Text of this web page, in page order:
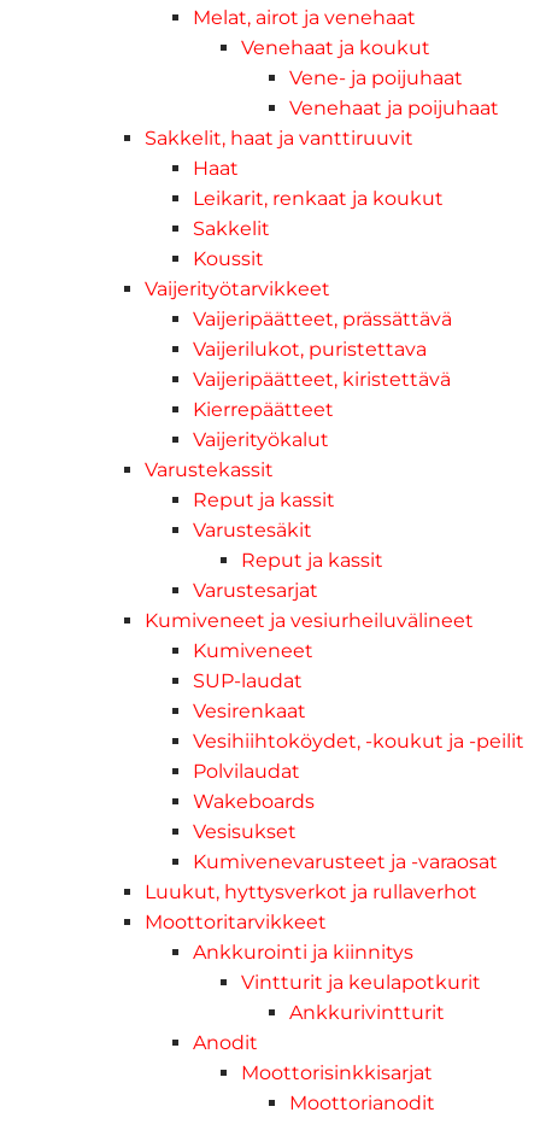
Melat, airot ja venehaat
Venehaat ja koukut
Vene- ja poijuhaat
Venehaat ja poijuhaat
Sakkelit, haat ja vanttiruuvit
Haat
Leikarit, renkaat ja koukut
Sakkelit
Koussit
Vaijerityötarvikkeet
Vaijeripäätteet, prässättävä
Vaijerilukot, puristettava
Vaijeripäätteet, kiristettävä
Kierrepäätteet
Vaijerityökalut
Varustekassit
Reput ja kassit
Varustesäkit
Reput ja kassit
Varustesarjat
Kumiveneet ja vesiurheiluvälineet
Kumiveneet
SUP-laudat
Vesirenkaat
Vesihiihtoköydet, -koukut ja -peilit
Polvilaudat
Wakeboards
Vesisukset
Kumivenevarusteet ja -varaosat
Luukut, hyttysverkot ja rullaverhot
Moottoritarvikkeet
Ankkurointi ja kiinnitys
Vintturit ja keulapotkurit
Ankkurivintturit
Anodit
Moottorisinkkisarjat
Moottorianodit